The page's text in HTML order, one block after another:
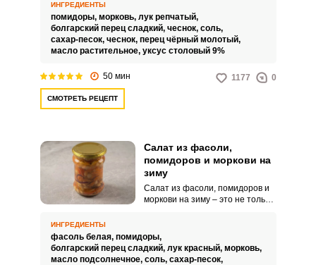
видом. Такой аппетитный
продукт дополнит ваши
обеденные горячие блюда.
ИНГРЕДИЕНТЫ
помидоры, морковь, лук репчатый,
болгарский перец сладкий, чеснок, соль,
сахар-песок, чеснок, перец чёрный молотый,
масло растительное, уксус столовый 9%
50 мин 1177 0
СМОТРЕТЬ РЕЦЕПТ
Салат из фасоли,
помидоров и моркови на
зиму
Салат из фасоли, помидоров и
моркови на зиму – это не только
любое время года. Сочная
фасоль, спелые помидоры,
сахарная морковь и нежные
ИНГРЕДИЕНТЫ
фасоль белая, помидоры,
болгарский перец сладкий, лук красный, морковь,
масло подсолнечное, соль, сахар-песок,